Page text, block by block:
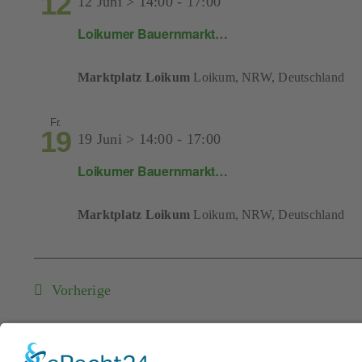
Loikumer Bauernmarkt…
Marktplatz Loikum Loikum, NRW, Deutschland
Fr.
19
Loikumer Bauernmarkt…
19 Juni > 14:00 - 17:00
Marktplatz Loikum Loikum, NRW, Deutschland
Vorherige